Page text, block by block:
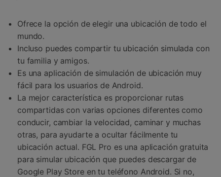
Ofrece la opción de elegir una ubicación de todo el
mundo.
Incluso puedes compartir tu ubicación simulada con
tu familia y amigos.
Es una aplicación de simulación de ubicación muy
fácil para los usuarios de Android.
La mejor característica es proporcionar rutas
compartidas con varias opciones diferentes como
conducir, cambiar la velocidad, caminar y muchas
otras, para ayudarte a ocultar fácilmente tu
ubicación actual. FGL Pro es una aplicación gratuita
para simular ubicación que puedes descargar de
Google Play Store en tu teléfono Android. Si no,